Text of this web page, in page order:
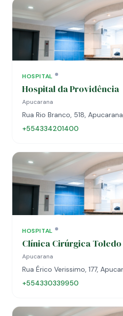
HOSPITAL
Hospital da Providência
Apucarana
Rua Rio Branco, 518,
+554334201400
HOSPITAL
Clínica Cirúrgica Toledo
Apucarana
Rua Érico Verissimo, 177,
+554330339950